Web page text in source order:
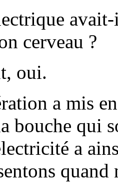
avait-
cerveau ?
oui.
a mis
bouche qui
a